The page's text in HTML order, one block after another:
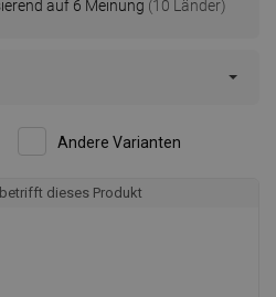
auf 6 Meinung (10 Länder)
Andere Varianten
dieses Produkt